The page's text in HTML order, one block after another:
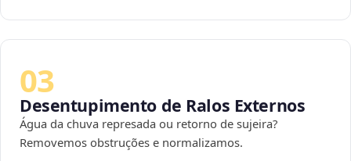
03
Desentupimento de Ralos Externos
Água da chuva represada ou retorno de sujeira?
Removemos obstruções e normalizamos.